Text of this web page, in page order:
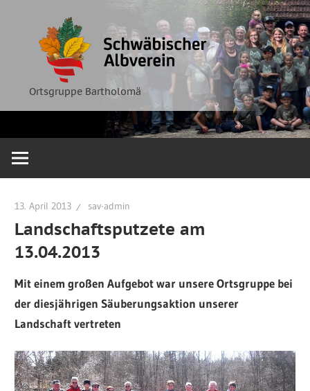
springen
Ortsgruppe Bartholomä
Albverein
Ortsgruppe
Bartholomä
13. April 2013 sav-admin
Landschaftsputzete am
13.04.2013
Mit einem großen Aufgebot war unsere Ortsgruppe bei
der diesjährigen Säuberungsaktion unserer
Landschaft vertreten